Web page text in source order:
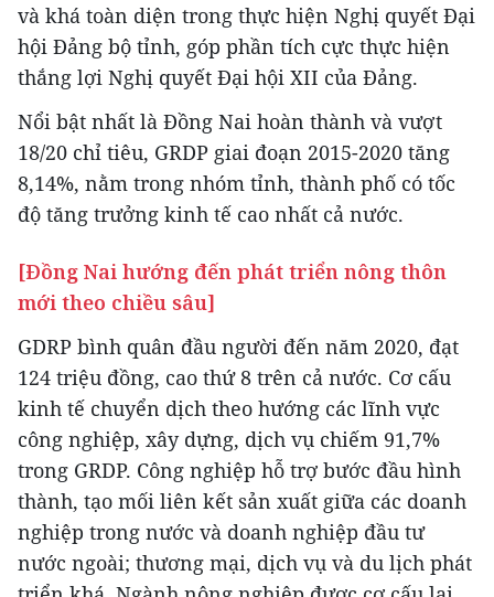
và khá toàn diện trong thực hiện Nghị quyết Đại
hội Đảng bộ tỉnh, góp phần tích cực thực hiện
thắng lợi Nghị quyết Đại hội XII của Đảng.
Nổi bật nhất là Đồng Nai hoàn thành và vượt
18/20 chỉ tiêu, GRDP giai đoạn 2015-2020 tăng
8,14%, nằm trong nhóm tỉnh, thành phố có tốc
độ tăng trưởng kinh tế cao nhất cả nước.
[Đồng Nai hướng đến phát triển nông thôn
mới theo chiều sâu]
GDRP bình quân đầu người đến năm 2020, đạt
124 triệu đồng, cao thứ 8 trên cả nước. Cơ cấu
kinh tế chuyển dịch theo hướng các lĩnh vực
công nghiệp, xây dựng, dịch vụ chiếm 91,7%
trong GRDP. Công nghiệp hỗ trợ bước đầu hình
thành, tạo mối liên kết sản xuất giữa các doanh
nghiệp trong nước và doanh nghiệp đầu tư
nước ngoài; thương mại, dịch vụ và du lịch phát